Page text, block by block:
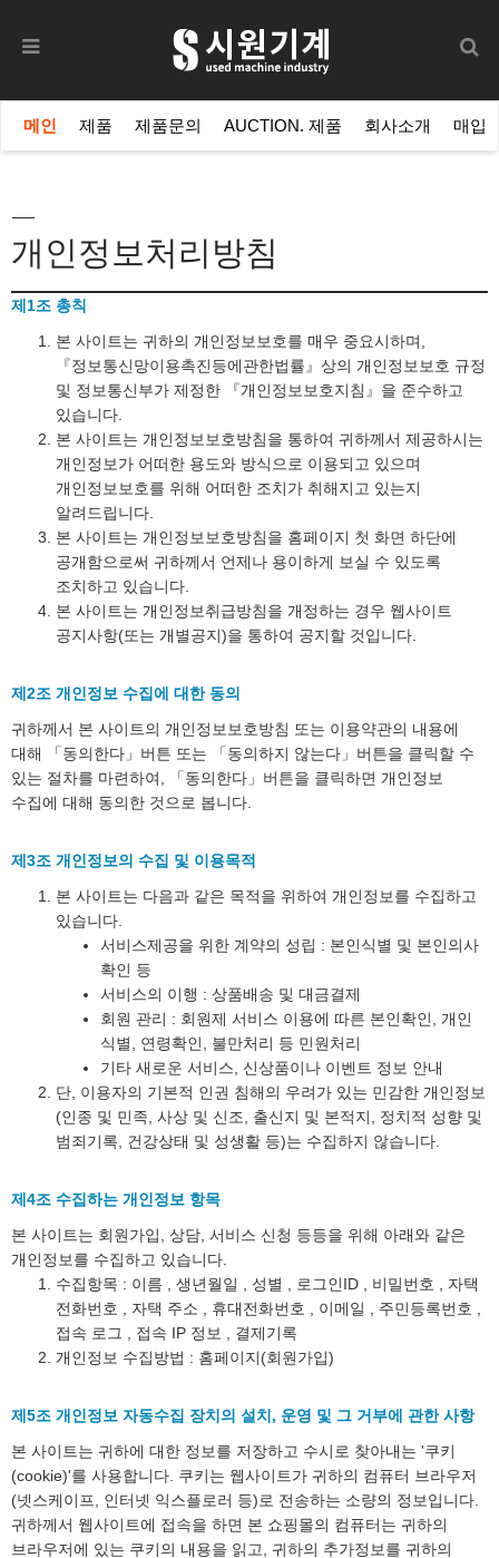
메인 제품 제품문의 AUCTION. 제품 회사소개 매입
개인정보처리방침
제1조 총칙
본 사이트는 귀하의 개인정보보호를 매우 중요시하며,
『정보통신망이용촉진등에관한법률』상의 개인정보보호 규정
및 정보통신부가 제정한 『개인정보보호지침』을 준수하고
있습니다.
본 사이트는 개인정보보호방침을 통하여 귀하께서 제공하시는
개인정보가 어떠한 용도와 방식으로 이용되고 있으며
개인정보보호를 위해 어떠한 조치가 취해지고 있는지
알려드립니다.
본 사이트는 개인정보보호방침을 홈페이지 첫 화면 하단에
공개함으로써 귀하께서 언제나 용이하게 보실 수 있도록
조치하고 있습니다.
본 사이트는 개인정보취급방침을 개정하는 경우 웹사이트
공지사항(또는 개별공지)을 통하여 공지할 것입니다.
제2조 개인정보 수집에 대한 동의
귀하께서 본 사이트의 개인정보보호방침 또는 이용약관의 내용에
대해 「동의한다」버튼 또는 「동의하지 않는다」버튼을 클릭할 수
있는 절차를 마련하여, 「동의한다」버튼을 클릭하면 개인정보
수집에 대해 동의한 것으로 봅니다.
제3조 개인정보의 수집 및 이용목적
본 사이트는 다음과 같은 목적을 위하여 개인정보를 수집하고
있습니다.
서비스제공을 위한 계약의 성립 : 본인식별 및 본인의사
확인 등
서비스의 이행 : 상품배송 및 대금결제
회원 관리 : 회원제 서비스 이용에 따른 본인확인, 개인
식별, 연령확인, 불만처리 등 민원처리
기타 새로운 서비스, 신상품이나 이벤트 정보 안내
단, 이용자의 기본적 인권 침해의 우려가 있는 민감한 개인정보
(인종 및 민족, 사상 및 신조, 출신지 및 본적지, 정치적 성향 및
범죄기록, 건강상태 및 성생활 등)는 수집하지 않습니다.
제4조 수집하는 개인정보 항목
본 사이트는 회원가입, 상담, 서비스 신청 등등을 위해 아래와 같은
개인정보를 수집하고 있습니다.
수집항목 : 이름 , 생년월일 , 성별 , 로그인ID , 비밀번호 , 자택
전화번호 , 자택 주소 , 휴대전화번호 , 이메일 , 주민등록번호 ,
접속 로그 , 접속 IP 정보 , 결제기록
개인정보 수집방법 : 홈페이지(회원가입)
제5조 개인정보 자동수집 장치의 설치, 운영 및 그 거부에 관한 사항
본 사이트는 귀하에 대한 정보를 저장하고 수시로 찾아내는 '쿠키
(cookie)'를 사용합니다. 쿠키는 웹사이트가 귀하의 컴퓨터 브라우저
(넷스케이프, 인터넷 익스플로러 등)로 전송하는 소량의 정보입니다.
귀하께서 웹사이트에 접속을 하면 본 쇼핑몰의 컴퓨터는 귀하의
브라우저에 있는 쿠키의 내용을 읽고, 귀하의 추가정보를 귀하의